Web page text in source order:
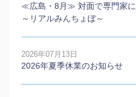
≪広島・8月≫ 対面で専門家
～リアルみんちょぼ～
2026年07月13日
2026年夏季休業のお知らせ